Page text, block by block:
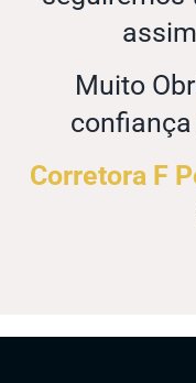
Muito
Corretora F